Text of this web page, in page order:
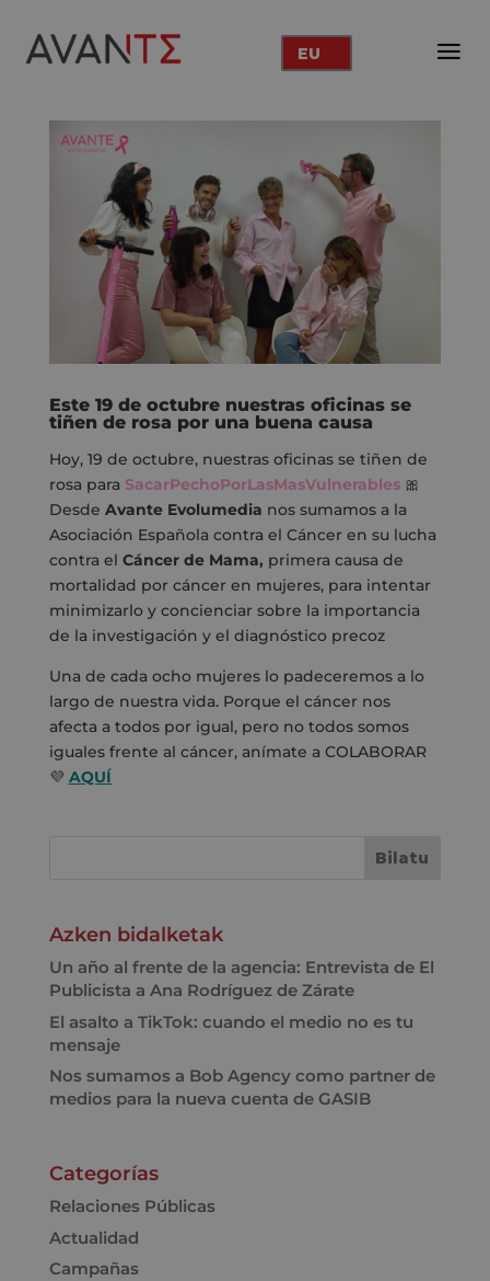
EU
Este 19 de octubre nuestras oficinas se
tiñen de rosa por una buena causa
Hoy, 19 de octubre, nuestras oficinas se tiñen de
rosa para SacarPechoPorLasMasVulnerables🎀
Desde Avante Evolumedia nos sumamos a la
Asociación Española contra el Cáncer en su lucha
contra el Cáncer de Mama, primera causa de
mortalidad por cáncer en mujeres, para intentar
minimizarlo y concienciar sobre la importancia
de la investigación y el diagnóstico precoz
Una de cada ocho mujeres lo padeceremos a lo
largo de nuestra vida. Porque el cáncer nos
afecta a todos por igual, pero no todos somos
iguales frente al cáncer, anímate a COLABORAR
💜 AQUÍ
Azken bidalketak
Un año al frente de la agencia: Entrevista de El
Publicista a Ana Rodríguez de Zárate
El asalto a TikTok: cuando el medio no es tu
mensaje
Nos sumamos a Bob Agency como partner de
medios para la nueva cuenta de GASIB
Categorías
Relaciones Públicas
Actualidad
Campañas